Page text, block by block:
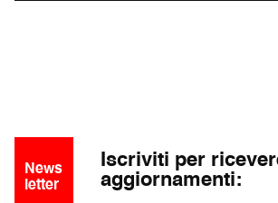
News
letter
Iscriviti per
aggiornamenti: